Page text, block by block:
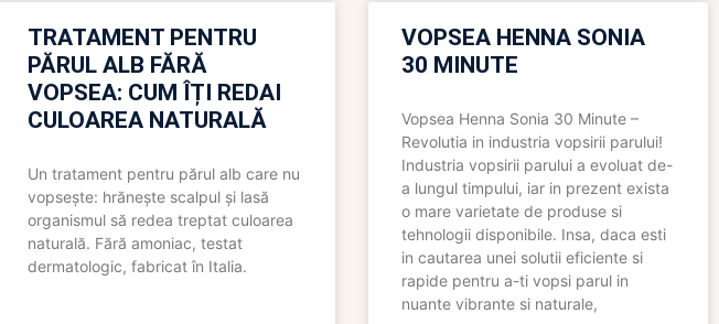
TRATAMENT PENTRU
PĂRUL ALB FĂRĂ
VOPSEA: CUM ÎȚI REDAI
CULOAREA NATURALĂ
Un tratament pentru părul alb care nu
vopsește: hrănește scalpul și lasă
organismul să redea treptat culoarea
naturală. Fără amoniac, testat
dermatologic, fabricat în Italia.
VOPSEA HENNA SONIA
30 MINUTE
Vopsea Henna Sonia 30 Minute –
Revolutia in industria vopsirii parului!
Industria vopsirii parului a evoluat de-
a lungul timpului, iar in prezent exista
o mare varietate de produse si
tehnologii disponibile. Insa, daca esti
in cautarea unei solutii eficiente si
rapide pentru a-ti vopsi parul in
nuante vibrante si naturale,